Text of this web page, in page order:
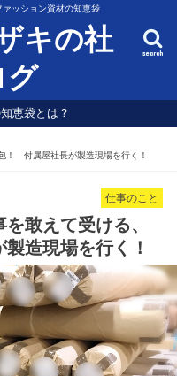
ッション資材の知恵袋
キの社
グ
search
恵袋とは？
！ 付属屋社長が製造現場を行く！
仕事のこと
敢えて受ける、
造現場を行く！